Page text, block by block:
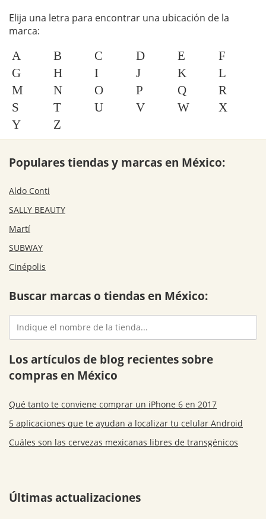
Elija una letra para encontrar una ubicación de la
marca:
A B C D E
F
G
H I J K
L
M
N O P Q
R
S
T U V W
X
Y
Z
Populares tiendas y marcas en México:
Aldo Conti
SALLY BEAUTY
Martí
SUBWAY
Cinépolis
Buscar marcas o tiendas en México:
Los artículos de blog recientes sobre
compras en México
Qué tanto te conviene comprar un iPhone 6 en 2017
5 aplicaciones que te ayudan a localizar tu celular Android
Cuáles son las cervezas mexicanas libres de transgénicos
Últimas actualizaciones